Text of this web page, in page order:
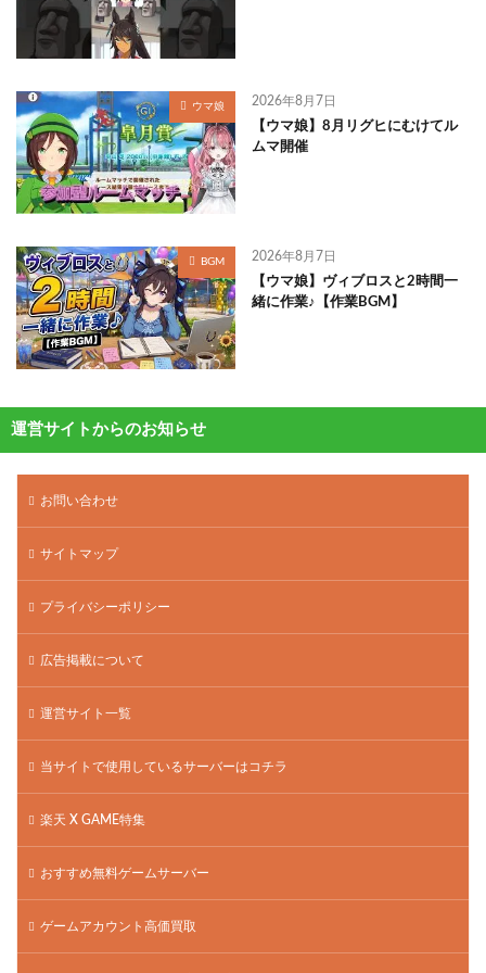
ウマ娘 2026年8月7日
【ウマ娘】8月リグヒにむけてル
ムマ開催
BGM 2026年8月7日
【ウマ娘】ヴィブロスと2時間一
緒に作業♪【作業BGM】
運営サイトからのお知らせ
お問い合わせ
サイトマップ
プライバシーポリシー
広告掲載について
運営サイト一覧
当サイトで使用しているサーバーはコチラ
楽天 X GAME特集
おすすめ無料ゲームサーバー
ゲームアカウント高価買取